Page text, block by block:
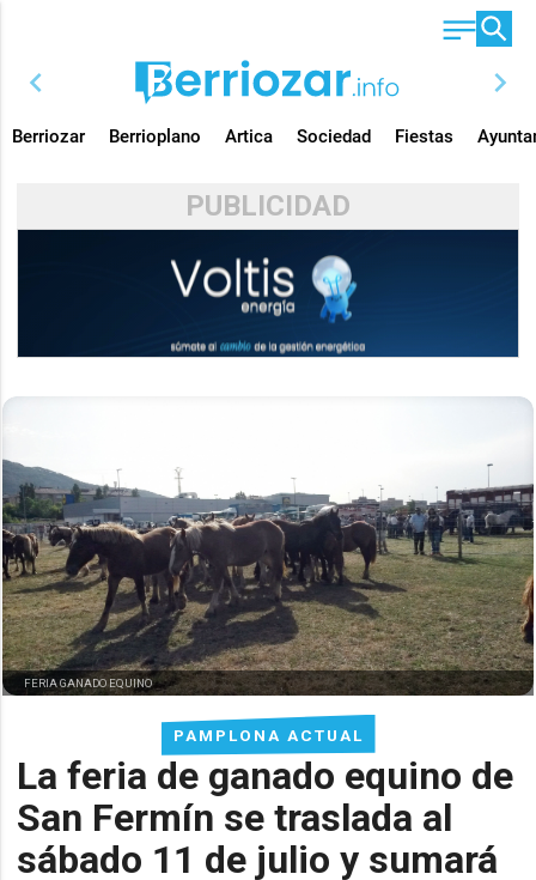
chevron_left chevron_right
Berriozar Berrioplano Artica Sociedad Fiestas
PUBLICIDAD
PAMPLONA ACTUAL
La feria de ganado equino de
San Fermín se traslada al
sábado 11 de julio y sumará
FERIA GANADO EQUINO